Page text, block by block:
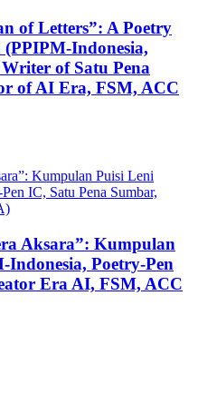
of Letters”: A Poetry
Indonesia,
of Satu Pena
of AI Era, FSM, ACC
Aksara”: Kumpulan
Poetry-Pen
Era AI, FSM, ACC